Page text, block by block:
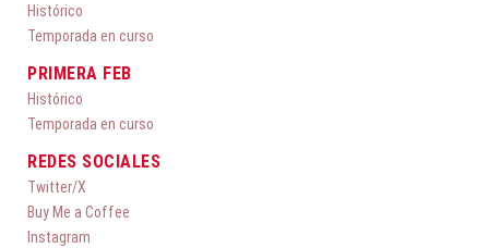
Histórico
Temporada en curso
PRIMERA FEB
Histórico
Temporada en curso
REDES SOCIALES
Twitter/X
Buy Me a Coffee
Instagram